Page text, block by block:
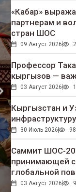
«Кабар»
партнерам и
стран ШОС
09 Август 2026
Профессор
кыргызов —
03 Август 2026
Кыргызстан и
30 Июль 2026
Саммит ШОС-
принимающей
глобальной
03 Август 2026